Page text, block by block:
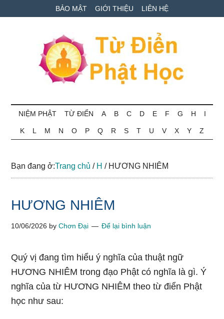
to
to
qua
BẢO MẬT GIỚI THIỆU LIÊN HỆ
Từ
điển
Phật
học
ngữ
NIỆM PHẬT TỪ ĐIỂN A B C D E F G H I
K L M N O P Q R S T U V X Y Z
Bạn đang ở:Trang chủ / H /HƯƠNG NHIÊM
HƯƠNG NHIÊM
10/06/2026 byChơn Đại Để lại bình luận
Quý vị đang tìm hiểu ý nghĩa của thuật ngữ
HƯƠNG NHIÊM trong đạo Phật có nghĩa là gì. Ý
nghĩa của từ HƯƠNG NHIÊM theo từ điển Phật
học như sau: